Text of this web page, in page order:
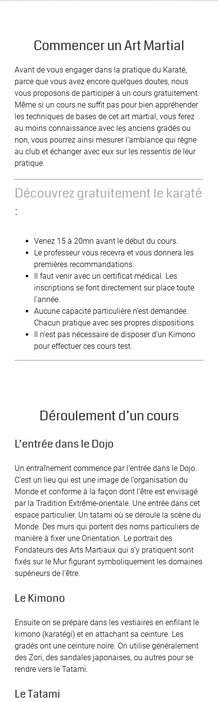
Commencer un Art Martial
Avant de vous engager dans la pratique du Karaté,
parce que vous avez encore quelques doutes, nous
vous proposons de participer à un cours gratuitement.
Même si un cours ne suffit pas pour bien appréhender
les techniques de bases de cet art martial, vous ferez
au moins connaissance avec les anciens gradés ou
non, vous pourrez ainsi mesurer l’ambiance qui règne
au club et échanger avec eux sur les ressentis de leur
pratique.
Découvrez gratuitement le karaté
:
Venez 15 à 20mn avant le début du cours.
Le professeur vous recevra et vous donnera les
premières recommandations.
Il faut venir avec un certificat médical. Les
inscriptions se font directement sur place toute
l’année.
Aucune capacité particulière n’est demandée.
Chacun pratique avec ses propres dispositions.
Il n’est pas nécessaire de disposer d’un Kimono
pour effectuer ces cours test.
Déroulement d’un cours
L’entrée dans le Dojo
Un entraînement commence par l’entrée dans le Dojo.
C’est un lieu qui est une image de l’organisation du
Monde et conforme à la façon dont l’être est envisagé
par la Tradition Extrême-orientale. Une entrée dans cet
espace particulier. Un tatami où se déroule la scène du
Monde. Des murs qui portent des noms particuliers de
manière à fixer une Orientation. Le portrait des
Fondateurs des Arts Martiaux qui s’y pratiquent sont
fixés sur le Mur figurant symboliquement les domaines
supérieurs de l’être.
Le Kimono
Ensuite on se prépare dans les vestiaires en enfilant le
kimono (karatégi) et en attachant sa ceinture. Les
gradés ont une ceinture noire. On utilise généralement
des Zori, des sandales japonaises, ou autres pour se
rendre vers le Tatami.
Le Tatami